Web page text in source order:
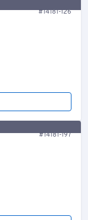
#14181-126
#14181-197